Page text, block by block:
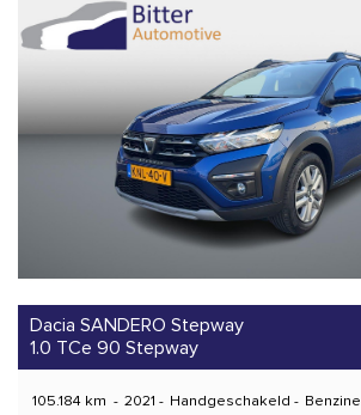
Dacia SANDERO Stepway
1.0 TCe 90 Stepway
105.184 km - 2021 - Handgeschakeld - Benzine